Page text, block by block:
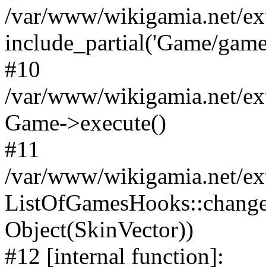
/var/www/wikigamia.net/
include_partial('Game/
#10
/var/www/wikigamia.net/
Game->execute()
#11
/var/www/wikigamia.net/
Object(SkinVector))
#12 [internal function]: